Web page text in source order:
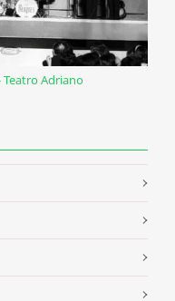
Teatro Adriano